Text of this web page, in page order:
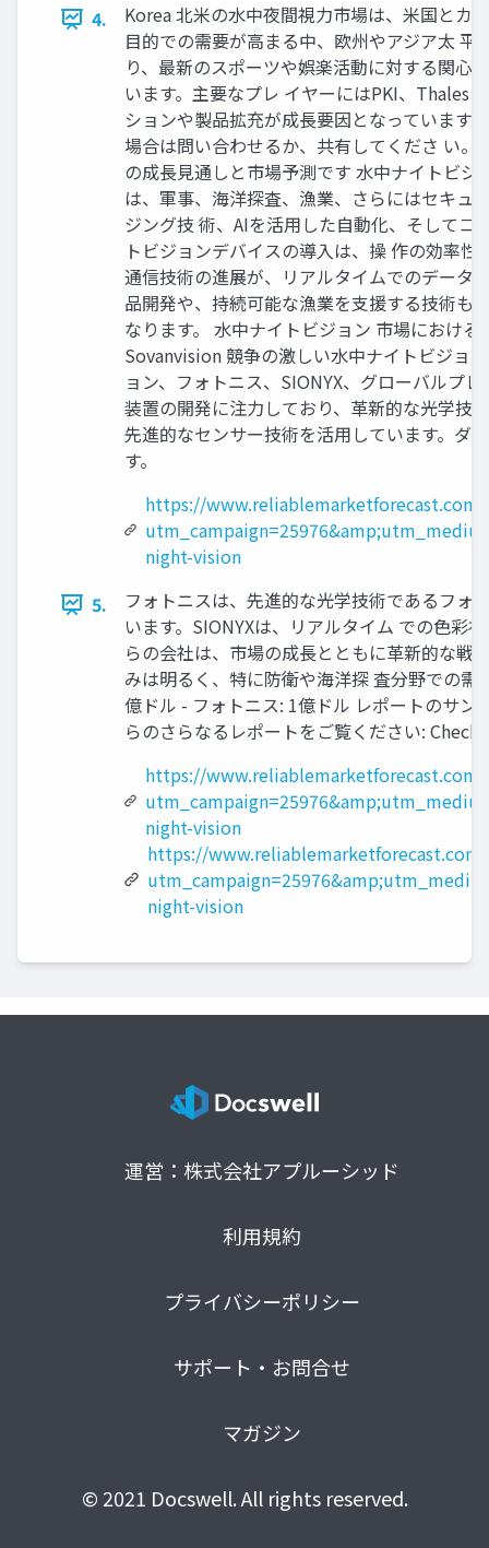
4.
Korea 北米の水中夜間視力市場は、米国とカ
目的での需要が高まる中、欧州やアジア太
り、最新のスポーツや娯楽活動に対する関心
います。主要なプレ イヤーにはPKI、
ションや製品拡充が成長要因となっています
場合は問い合わせるか、共有してくださ い
の成長見通しと市場予測です 水中ナイトビ
は、軍事、海洋探査、漁業、さらにはセキュ
ジング技 術、AIを活用した自動化、そして
トビジョンデバイスの導入は、操 作の効率
通信技術の進展が、リアルタイムでのデータ
品開発や、持続可能な漁業を支援する技術も
なります。 水中ナイトビジョン 市場におけ
Sovanvision 競争の激しい水中ナイトビジョ
ョン、フォトニス、SIONYX、グローバルプ
装置の開発に注力しており、革新的な光学技
先進的なセンサー技術を活用しています。ダ
す。
https://
night-vision
5.
フォトニスは、先進的な光学技術であるフォ
います。SIONYXは、リアルタイム での色彩
らの会社は、市場の成長とともに革新的な戦
みは明るく、特に防衛や海洋探 査分野での
億ドル - フォトニス: 1億ドル レポートのサ
らのさらなるレポートをご覧ください:
https://
night-vision
https://
night-vision
運営：株式会社アプルーシッド
利用規約
プライバシーポリシー
サポート・お問合せ
マガジン
© 2021 Docswell. All rights reserved.